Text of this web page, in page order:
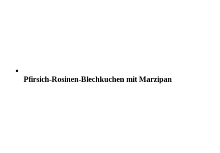
Pfirsich-Rosinen-Blechkuchen mit Marzipan